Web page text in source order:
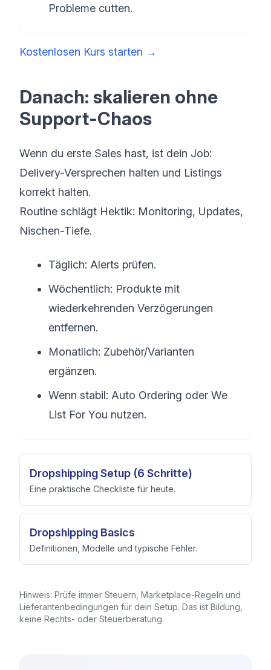
Probleme cutten.
Kostenlosen Kurs starten →
Danach: skalieren ohne
Support-Chaos
Wenn du erste Sales hast, ist dein Job:
Delivery-Versprechen halten und Listings
korrekt halten.
Routine schlägt Hektik: Monitoring, Updates,
Nischen-Tiefe.
Täglich: Alerts prüfen.
Wöchentlich: Produkte mit
wiederkehrenden Verzögerungen
entfernen.
Monatlich: Zubehör/Varianten
ergänzen.
Wenn stabil: Auto Ordering oder We
List For You nutzen.
Dropshipping Setup (6 Schritte)
Eine praktische Checkliste für heute.
Dropshipping Basics
Definitionen, Modelle und typische Fehler.
Hinweis: Prüfe immer Steuern, Marketplace-Regeln und
Lieferantenbedingungen für dein Setup. Das ist Bildung,
keine Rechts- oder Steuerberatung.